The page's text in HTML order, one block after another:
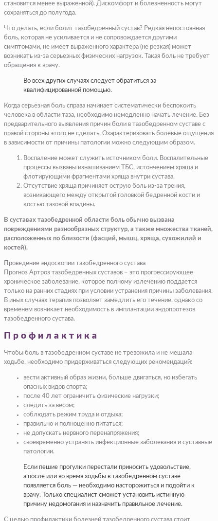
становится менее выраженной). Дискомфорт и болезненность могут
сохраняться до полугода.
Что делать, если болит тазобедренный сустав? Редкая непостоянная
боль, которая не усиливается и не сопровождается другими
симптомами, не имеет выраженного характера (не резкая) может
возникать из-за серьезных физических нагрузок. Такая боль не требует
обращения к врачу.
Во всех других случаях следует обратиться за
квалифицированной помощью.
Когда серьёзная боль справа начинает систематически беспокоить
человека в области таза, необходимо немедленно начать лечение. Без
предварительного выявления причин боли в тазобедренном суставе с
правой стороны этого не сделать. Охарактеризовать болевые ощущения
в зависимости от причины патологии можно следующим образом.
Воспаление может служить источником боли. Воспалительные
процессы вызваны изнашиванием ТБС, истончением хряща и
флотирующими фрагментами хряща внутри сустава.
Отсутствие хряща причиняет острую боль из-за трения,
возникающего между открытой головкой бедренной кости и
костью тазовой впадины.
В суставах тазобедренной области боль обычно вызвана
повреждениями разнообразных структур, а также множества тканей,
расположенных по близости (фасций, мышц, хряща, сухожилий и
костей).
Проведение эндоскопии тазобедренного сустава
Прогноз Артроз тазобедренных суставов – это прогрессирующее
хроническое заболевание, которое полному излечению поддается
только на ранних стадиях при условии устранения причины заболевания.
В иных случаях терапия позволяет замедлить его течение, однако со
временем возникает необходимость в имплантации эндопротезов
тазобедренного сустава.
Профилактика
Чтобы боль в тазобедренном суставе не тревожила и не мешала
ходьбе, необходимо придерживаться следующих рекомендаций:
вести активный образ жизни, больше двигаться, но избегать
опасных видов спорта;
после 40 лет ограничить физические нагрузки;
следить за весом;
соблюдать режим труда и отдыха;
правильно и полноценно питаться;
не допускать нервного перенапряжения;
своевременно устранять инфекционные заболевания и суставные
патологии.
Если пешие прогулки перестали приносить удовольствие,
а после или во время ходьбы в тазобедренном суставе
появляется боль — необходимо насторожиться и подойти к
врачу. Только специалист сможет установить истинную
причину недомогания и назначить правильное лечение.
С целью профилактики болезней тазобедренного сустава стоит